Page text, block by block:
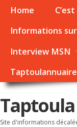
Home
Informations
Interview MSN
Taptoulannuaire
Taptoula
Site d'informations